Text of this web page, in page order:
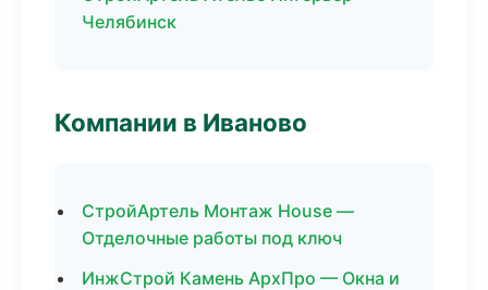
Челябинск
Компании в Иваново
СтройАртель Монтаж House —
Отделочные работы под ключ
ИнжСтрой Камень АрхПро — Окна и